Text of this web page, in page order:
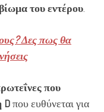
του εντέρου.
Δες πως θα
που
Dπου ευθύνεται για